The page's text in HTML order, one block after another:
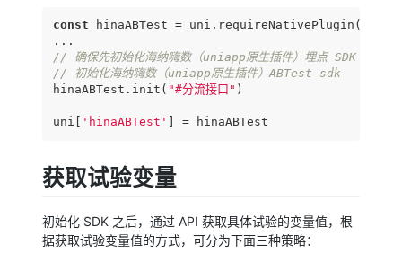
const hinaABTest = uni.requireNativePlugin(
// 确保先初始化海纳嗨数（uniapp原生插件）埋点 SDK
// 初始化海纳嗨数（uniapp原生插件）ABTest sdk
hinaABTest.init( "#分流接口" )
uni[ 'hinaABTest' ] = hinaABTest
获取试验变量
初始化 SDK 之后，通过 API 获取具体试验的变量值，根
据获取试验变量值的方式，可分为下面三种策略：